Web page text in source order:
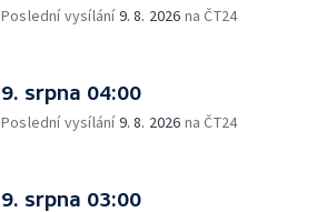
Poslední vysílání9. 8. 2026 na ČT24
9. srpna 04:00
Poslední vysílání9. 8. 2026 na ČT24
9. srpna 03:00